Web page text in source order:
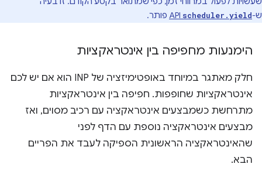
ש-scheduler.yield פותר.
הימנעות מחפיפה בין אינטראקציות
חלק מאתגר במיוחד באופטימיזציה של INP הוא אם יש לכם
אינטראקציות שחופפות. חפיפה בין אינטראקציות
מתרחשת כשמבצעים אינטראקציה עם רכיב מסוים, ואז
מבצעים אינטראקציה נוספת עם הדף לפני
שהאינטראקציה הראשונית הספיקה לעבד את הפריים
הבא.